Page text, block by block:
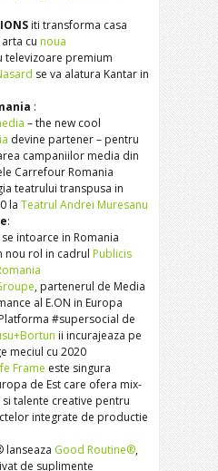
iti transforma casa
cu noua
televizoare premium
se va alatura Kantar in
:
– the new cool
devine partener – pentru
campaniilor media din
Carrefour Romania
teatrului transpusa in
la Teatrul Andrei Muresanu
:
se intoarce in Romania
nou rol in cadrul Publicis
, partenerul de Media
al E.ON in Europa
Platforma #supersocial de
ii incurajeaza pe
meciul cu 2020
Frame este singura
de Est care ofera mix-
talente creative pentru
integrate de productie
lanseaza Good Routine®,
de suplimente